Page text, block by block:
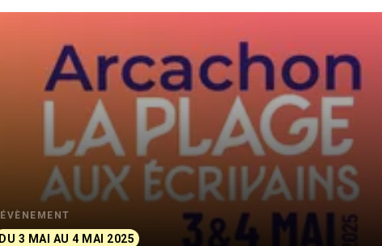
ÉVÈNEMENT
DU 3 MAI AU 4 MAI 2025